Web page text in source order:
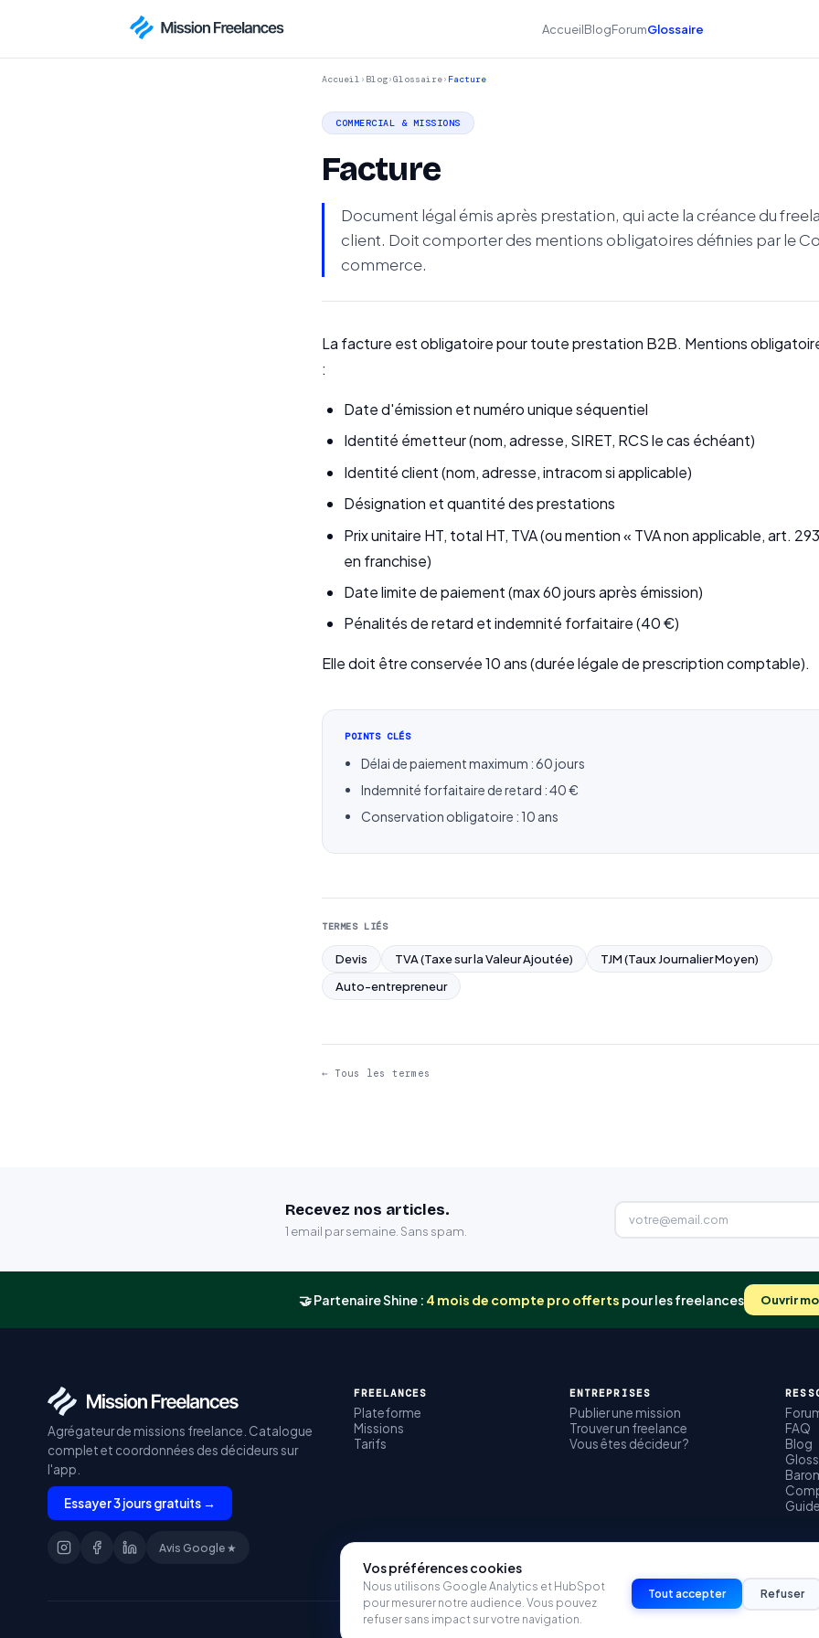
AccueilBlogForumGlossaire
Accueil › Blog›Glossaire› Facture
COMMERCIAL & MISSIONS
Facture
Document légal émis après prestation, qui acte la créance du
client. Doit comporter des mentions obligatoires définies par le
commerce.
La facture est obligatoire pour toute prestation B2B. Mentions
:
Date d'émission et numéro unique séquentiel
Identité émetteur (nom, adresse, SIRET, RCS le cas échéant)
Identité client (nom, adresse, intracom si applicable)
Désignation et quantité des prestations
Prix unitaire HT, total HT, TVA (ou mention « TVA non applicable, art.
en franchise)
Date limite de paiement (max 60 jours après émission)
Pénalités de retard et indemnité forfaitaire (40 €)
Elle doit être conservée 10 ans (durée légale de prescription comptable).
POINTS CLÉS
Délai de paiement maximum : 60 jours
Indemnité forfaitaire de retard : 40 €
Conservation obligatoire : 10 ans
TERMES LIÉS
Devis TVA (Taxe sur la Valeur Ajoutée)
TJM (Taux Journalier Moyen)
Auto-entrepreneur
← Tous les termes
Recevez nos articles.
1 email par semaine. Sans spam.
🤝 Partenaire Shine : 4 mois de compte pro offerts pour les freelances Ouvrir
Agrégateur de missions freelance. Catalogue
complet et coordonnées des décideurs sur
l'app.
Essayer 3 jours gratuits →
Avis Google ★
FREELANCES
Plateforme
Missions
Tarifs
ENTREPRISES
Publier une mission
Trouver un freelance
Vous êtes décideur ?
FAQ
Blog
© 2026 Mission Freelances · AFFFECT SAS · SIRET 89017625800014
Vos préférences cookies
Nous utilisons Google Analytics et HubSpot
pour mesurer notre audience. Vous pouvez
refuser sans impact sur votre navigation.
Tout accepter Refuser